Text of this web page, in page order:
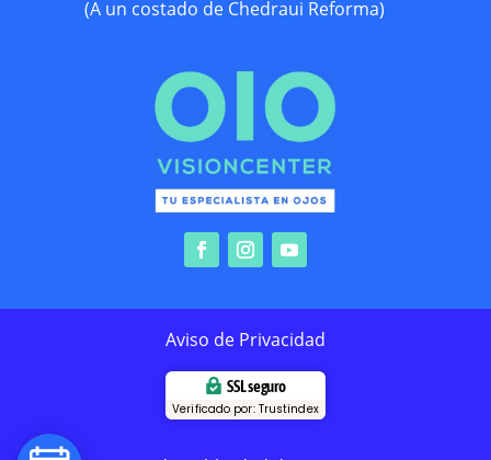
(A un costado de Chedraui Reforma)
Aviso de Privacidad
SSL seguro
Verificado por: Trustindex